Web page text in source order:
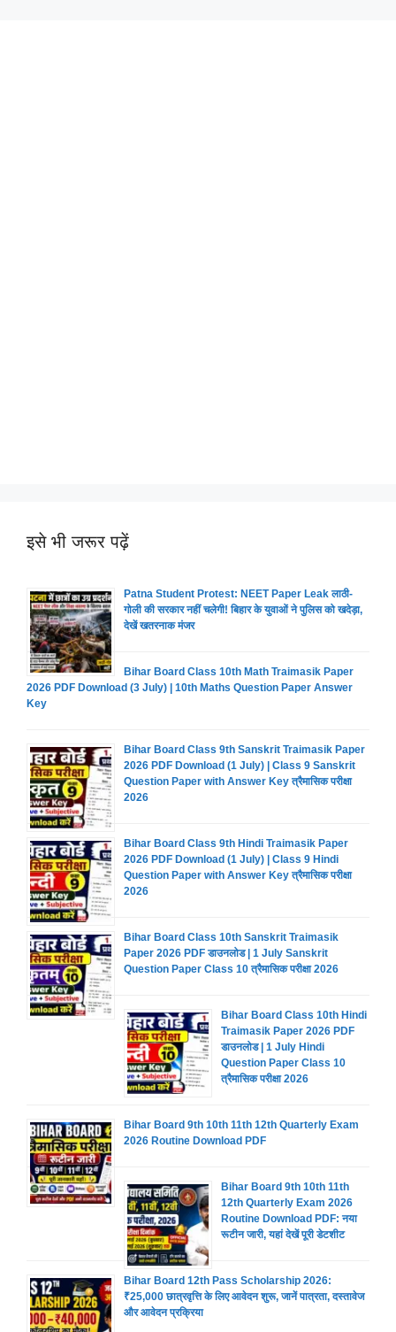
इसे भी जरूर पढ़ें
Patna Student Protest: NEET Paper Leak लाठी-
गोली की सरकार नहीं चलेगी! बिहार के युवाओं ने पुलिस को खदेड़ा,
देखें खतरनाक मंजर
Bihar Board Class 10th Math Traimasik Paper
2026 PDF Download (3 July) | 10th Maths Question Paper Answer
Key
Bihar Board Class 9th Sanskrit Traimasik Paper
2026 PDF Download (1 July) | Class 9 Sanskrit
Question Paper with Answer Key त्रैमासिक परीक्षा
2026
Bihar Board Class 9th Hindi Traimasik Paper
2026 PDF Download (1 July) | Class 9 Hindi
Question Paper with Answer Key त्रैमासिक परीक्षा
2026
Bihar Board Class 10th Sanskrit Traimasik
Paper 2026 PDF डाउनलोड | 1 July Sanskrit
Question Paper Class 10 त्रैमासिक परीक्षा 2026
Bihar Board Class 10th Hindi
Traimasik Paper 2026 PDF
डाउनलोड | 1 July Hindi
Question Paper Class 10
त्रैमासिक परीक्षा 2026
Bihar Board 9th 10th 11th 12th Quarterly Exam
2026 Routine Download PDF
Bihar Board 9th 10th 11th
12th Quarterly Exam 2026
Routine Download PDF: नया
रूटीन जारी, यहां देखें पूरी डेटशीट
Bihar Board 12th Pass Scholarship 2026:
₹25,000 छात्रवृत्ति के लिए आवेदन शुरू, जानें पात्रता, दस्तावेज
और आवेदन प्रक्रिया